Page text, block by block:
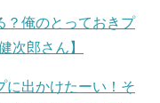
？俺のとっておきプ
次郎さん】
に出かけたーい！そ